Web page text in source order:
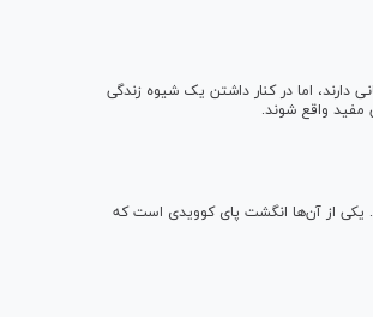
دارودرمانی دارند، اما در کنار داشتن یک شیوه زندگی
مفید واقع شوند.
شده است. یکی از آن‌ها انگشت پای کوویدی است که